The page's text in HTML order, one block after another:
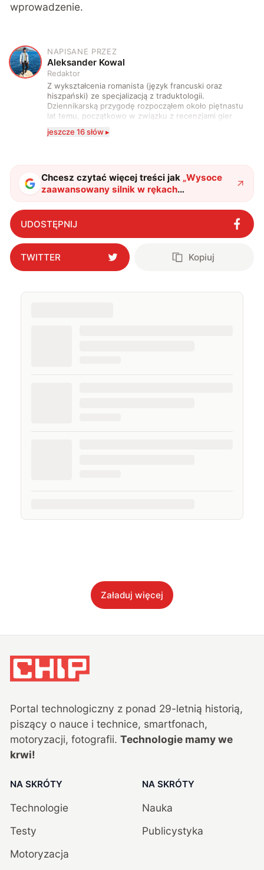
wprowadzenie.
A
NAPISANE PRZEZ
Aleksander Kowal
Redaktor
Z wykształcenia romanista (język francuski oraz
hiszpański) ze specjalizacją z traduktologii.
Dziennikarską przygodę rozpocząłem około piętnastu
lat temu, początkowo w związku z recenzjami gier
komputerowych i filmów. Obecnie publikuję
zdecydowanie częściej na tematy związane z nauką
także uprawiać oraz oglądać sport.
jeszcze 16 słów ▸
Chcesz czytać więcej treści jak „Wysoce
zaawansowany silnik w rękach
Chińczyków. To prawdziwa rewolucja"?
UDOSTĘPNIJ
TWITTER Kopiuj
Załaduj więcej
Portal technologiczny z ponad 29-letnią historią,
piszący o nauce i technice, smartfonach,
motoryzacji, fotografii. Technologie mamy we
krwi!
NA SKRÓTY
Technologie
Testy
Motoryzacja
NA SKRÓTY
Nauka
Publicystyka